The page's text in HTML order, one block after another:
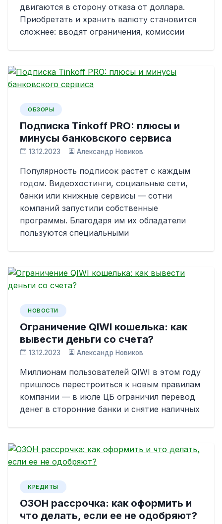
двигаются в сторону отказа от доллара.
Приобретать и хранить валюту становится
сложнее: вводят ограничения, комиссии
ОБЗОРЫ
Подписка Tinkoff PRO: плюсы и
минусы банковского сервиса
13.12.2023 Александр Новиков
Популярность подписок растет с каждым
годом. Видеохостинги, социальные сети,
банки или книжные сервисы — сотни
компаний запустили собственные
программы. Благодаря им их обладатели
пользуются специальными
НОВОСТИ
Ограничение QIWI кошелька: как
вывести деньги со счета?
13.12.2023 Александр Новиков
Миллионам пользователей QIWI в этом году
пришлось перестроиться к новым правилам
компании — в июле ЦБ ограничил перевод
денег в сторонние банки и снятие наличных
КРЕДИТЫ
ОЗОН рассрочка: как оформить и
что делать, если ее не одобряют?